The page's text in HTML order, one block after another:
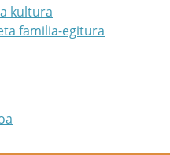
kultura
familia-egitura